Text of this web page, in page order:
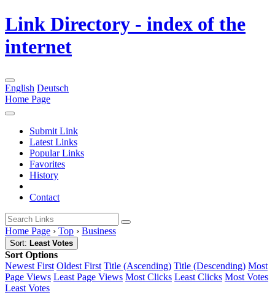
Link Directory - index of the
internet
English Deutsch
Home Page
Submit Link
Latest Links
Popular Links
Favorites
History
Contact
Home Page › Top › Business
Sort: Least Votes
Sort Options
Newest First Oldest First Title (Ascending) Title (Descending) Most
Page Views Least Page Views Most Clicks Least Clicks Most Votes
Least Votes